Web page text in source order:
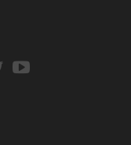
Strapcode